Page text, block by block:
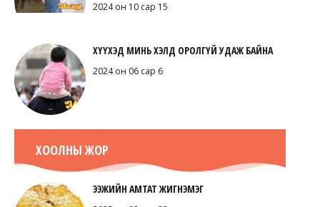
2024 он 10 сар 15
ХҮҮХЭД МИНЬ ХЭЛД ОРОЛГҮЙ УДАЖ БАЙНА
2024 он 06 сар 6
ХООЛНЫ ЖОР
ЭЭЖИЙН АМТАТ ЖИГНЭМЭГ